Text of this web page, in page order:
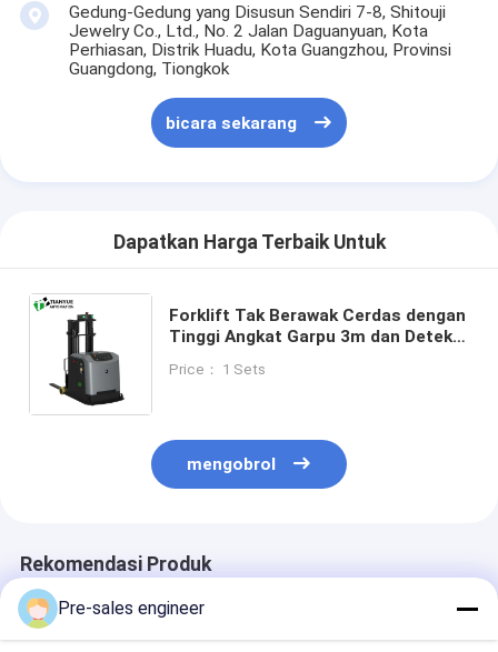
Gedung-Gedung yang Disusun Sendiri 7-8, Shitouji
Jewelry Co., Ltd., No. 2 Jalan Daguanyuan, Kota
Perhiasan, Distrik Huadu, Kota Guangzhou, Provinsi
Guangdong, Tiongkok
bicara sekarang
Dapatkan Harga Terbaik Untuk
Forklift Tak Berawak Cerdas dengan
Tinggi Angkat Garpu 3m dan Deteksi
Menampilkan Navigasi SLAM
Price： 1 Sets
mengobrol
Rekomendasi Produk
Pre-sales engineer